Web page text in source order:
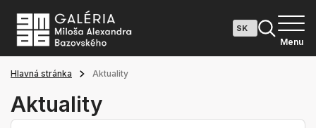
Menu
Hlavná stránka Aktuality
Aktuality